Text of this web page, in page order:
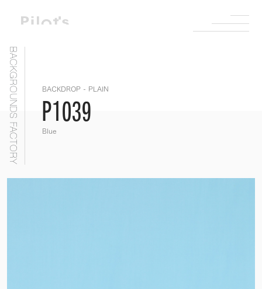
BACKGROUNDS FACTORY BACKDROP - PLAIN
P1039
Blue